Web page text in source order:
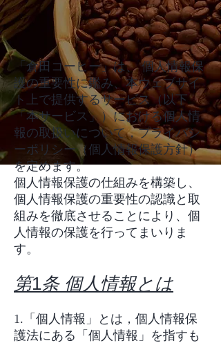
「倉田コーヒー」は、 個人情報保
護の重要性に鑑み、本ウェブサイ
ト上で提供するサービス（以下
「本サービス」）における個人情
報の取扱いについて，プライバシ
ーポリシー（個人情報保護方針）
を定めます。
個人情報保護の仕組みを構築し、
個人情報保護の重要性の認識と取
組みを徹底させることにより、個
人情報の保護を行ってまいりま
す。
第1条 個人情報とは
1.「個人情報」とは，個人情報保
護法にある「個人情報」を指すも